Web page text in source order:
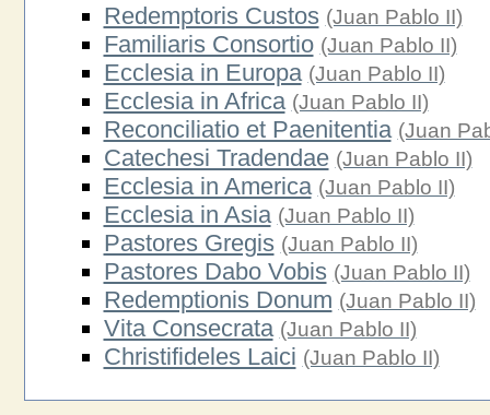
Redemptoris Custos (Juan Pablo II)
Familiaris Consortio (Juan Pablo II)
Ecclesia in Europa (Juan Pablo II)
Ecclesia in Africa (Juan Pablo II)
Reconciliatio et Paenitentia (Juan
Catechesi Tradendae (Juan Pablo II)
Ecclesia in America (Juan Pablo II)
Ecclesia in Asia (Juan Pablo II)
Pastores Gregis (Juan Pablo II)
Pastores Dabo Vobis (Juan Pablo II)
Redemptionis Donum (Juan Pablo II)
Vita Consecrata (Juan Pablo II)
Christifideles Laici (Juan Pablo II)